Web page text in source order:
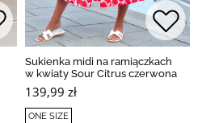
Sukienka midi na ramiączkach
w kwiaty Sour Citrus czerwona
139,99 zł
ONE SIZE